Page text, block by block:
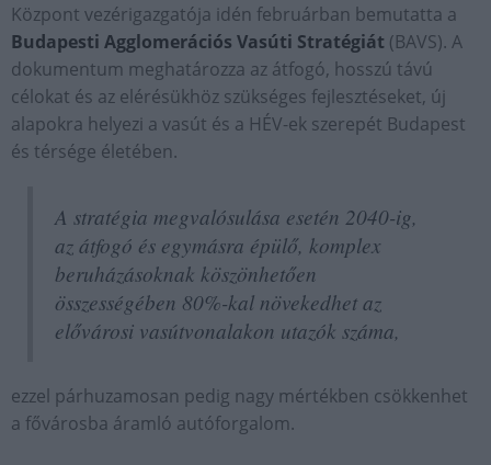
Központ vezérigazgatója idén februárban bemutatta a
Budapesti Agglomerációs Vasúti Stratégiát (BAVS). A
dokumentum meghatározza az átfogó, hosszú távú
célokat és az elérésükhöz szükséges fejlesztéseket, új
alapokra helyezi a vasút és a HÉV-ek szerepét Budapest
és térsége életében.
A stratégia megvalósulása esetén 2040-ig,
az átfogó és egymásra épülő, komplex
beruházásoknak köszönhetően
összességében 80%-kal növekedhet az
elővárosi vasútvonalakon utazók száma,
ezzel párhuzamosan pedig nagy mértékben csökkenhet
a fővárosba áramló autóforgalom.